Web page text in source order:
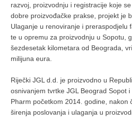
razvoj, proizvodnju i registracije koje
dobre proizvođačke prakse, projekt je
Ulaganje u renoviranje i preraspodjelu
te u opremu za proizvodnju u Sopotu,
šezdesetak kilometara od Beograda,
milijuna eura.
Riječki JGL d.d. je proizvodno u
osnivanjem tvrtke JGL Beograd Sopot
Pharm početkom 2014. godine, nakon
širenja poslovanja i ulaganja u